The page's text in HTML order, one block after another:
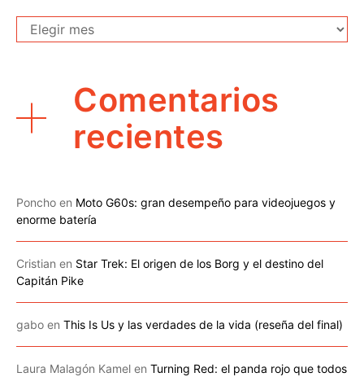
Archivo
Comentarios
recientes
Poncho en Moto G60s: gran desempeño para videojuegos y
enorme batería
Cristian en Star Trek: El origen de los Borg y el destino del
Capitán Pike
gabo en This Is Us y las verdades de la vida (reseña del final)
Laura Malagón Kamel en Turning Red: el panda rojo que todos